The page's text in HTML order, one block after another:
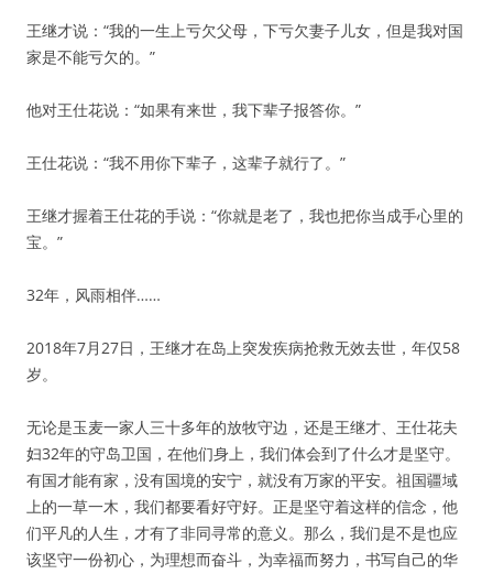
王继才说：“我的一生上亏欠父母，下亏欠妻子儿女，但是我对国
家是不能亏欠的。”
他对王仕花说：“如果有来世，我下辈子报答你。”
王仕花说：“我不用你下辈子，这辈子就行了。”
王继才握着王仕花的手说：“你就是老了，我也把你当成手心里的
宝。”
32年，风雨相伴……
2018年7月27日，王继才在岛上突发疾病抢救无效去世，年仅58
岁。
无论是玉麦一家人三十多年的放牧守边，还是王继才、王仕花夫
妇32年的守岛卫国，在他们身上，我们体会到了什么才是坚守。
有国才能有家，没有国境的安宁，就没有万家的平安。祖国疆域
上的一草一木，我们都要看好守好。正是坚守着这样的信念，他
们平凡的人生，才有了非同寻常的意义。那么，我们是不是也应
该坚守一份初心，为理想而奋斗，为幸福而努力，书写自己的华